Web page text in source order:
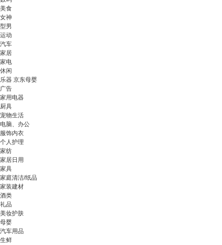
美食
女神
型男
运动
汽车
家居
家电
休闲
乐器 京东母婴
广告
家用电器
厨具
宠物生活
电脑、办公
服饰内衣
个人护理
家纺
家居日用
家具
家庭清洁/纸品
家装建材
酒类
礼品
美妆护肤
母婴
汽车用品
生鲜